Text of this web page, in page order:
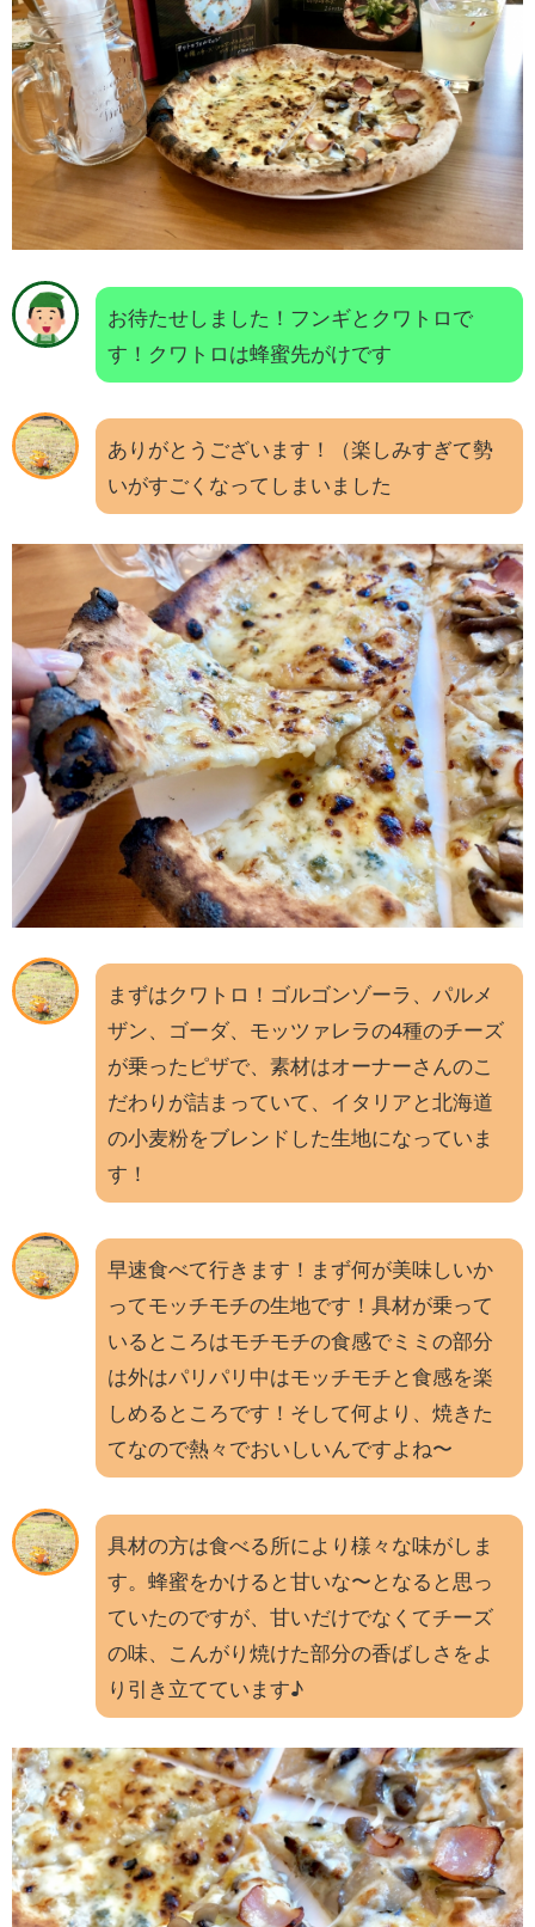
お待たせしました！フンギとクワトロで
す！クワトロは蜂蜜先がけです
ありがとうございます！（楽しみすぎて勢
いがすごくなってしまいました
まずはクワトロ！ゴルゴンゾーラ、パルメ
ザン、ゴーダ、モッツァレラの4種のチーズ
が乗ったピザで、素材はオーナーさんのこ
だわりが詰まっていて、イタリアと北海道
の小麦粉をブレンドした生地になっていま
す！
早速食べて行きます！まず何が美味しいか
ってモッチモチの生地です！具材が乗って
いるところはモチモチの食感でミミの部分
は外はパリパリ中はモッチモチと食感を楽
しめるところです！そして何より、焼きた
てなので熱々でおいしいんですよね〜
具材の方は食べる所により様々な味がしま
す。蜂蜜をかけると甘いな〜となると思っ
ていたのですが、甘いだけでなくてチーズ
の味、こんがり焼けた部分の香ばしさをよ
り引き立てています♪